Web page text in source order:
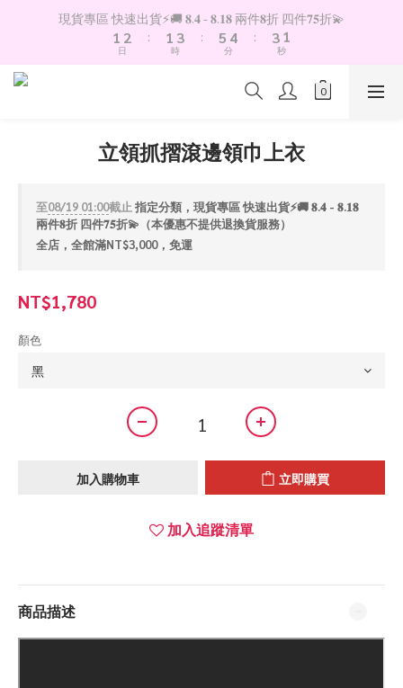
現貨專區 快速出貨⚡️🚚 𝟖.𝟒 - 𝟖.𝟏𝟖 兩件𝟖折 四件𝟕𝟓折💫
2
1
0
3
2
1
日
:
2
1
0
4
3
2
時
:
6
5
4
5
4
3
分
:
4
3
2
0
1
0
秒
立領抓摺滾邊領巾上衣
至08/19 01:00截止 指定分類，現貨專區 快速出貨⚡️🚚 𝟖.𝟒 - 𝟖.𝟏𝟖
兩件𝟖折 四件𝟕𝟓折💫（本優惠不提供退換貨服務）
全店，全館滿NT$3,000，免運
NT$1,780
顏色
加入購物車 立即購買
加入追蹤清單
商品描述